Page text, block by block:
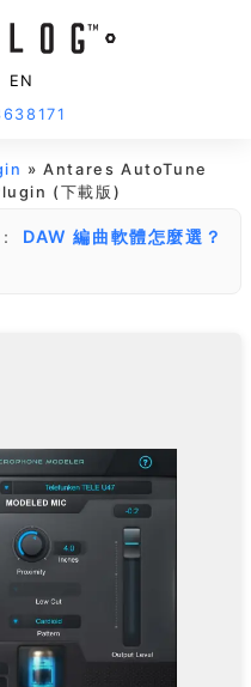
EN
» Antares AutoTune
(下載版)
DAW 編曲軟體怎麼選？